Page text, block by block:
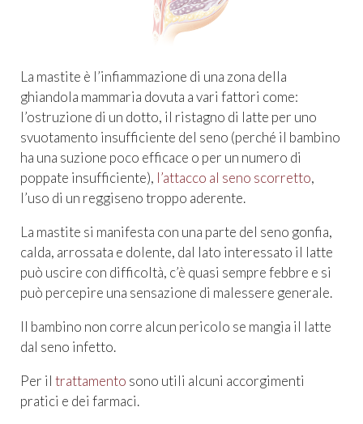
La mastite è l’infiammazione di una zona della
ghiandola mammaria dovuta a vari fattori come:
l’ostruzione di un dotto, il ristagno di latte per uno
svuotamento insufficiente del seno (perché il bambino
ha una suzione poco efficace o per un numero di
poppate insufficiente), l’attacco al seno scorretto,
l’uso di un reggiseno troppo aderente.
La mastite si manifesta con una parte del seno gonfia,
calda, arrossata e dolente, dal lato interessato il latte
può uscire con difficoltà, c’è quasi sempre febbre e si
può percepire una sensazione di malessere generale.
Il bambino non corre alcun pericolo se mangia il latte
dal seno infetto.
Per il trattamento sono utili alcuni accorgimenti
pratici e dei farmaci.